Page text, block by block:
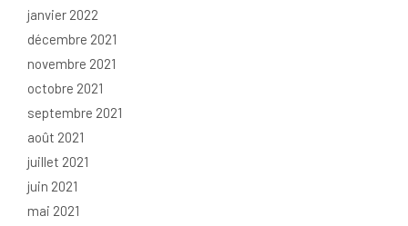
janvier 2022
décembre 2021
novembre 2021
octobre 2021
septembre 2021
août 2021
juillet 2021
juin 2021
mai 2021